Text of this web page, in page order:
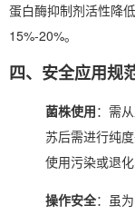
蛋白酶抑制剂活性降
15%-20%。
四、安全应用规
菌株使用：需
苏后需进行纯
使用污染或退化
操作安全：虽